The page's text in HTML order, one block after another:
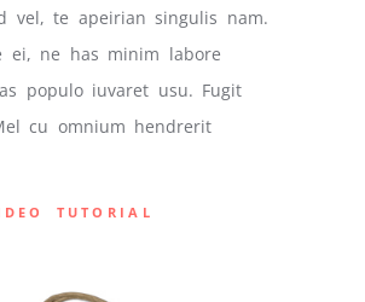
vel, te apeirian singulis nam.
ei, ne has minim labore
populo iuvaret usu. Fugit
cu omnium hendrerit
TUTORIAL